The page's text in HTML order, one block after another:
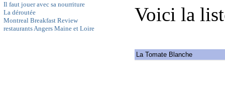
Il faut jouer avec sa nourriture
La déroutée
Montreal Breakfast Review
restaurants Angers Maine et Loire
Voici la
La Tomate Blanche